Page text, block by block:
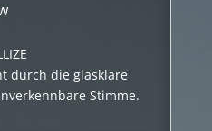
durch die glasklare
Stimme.